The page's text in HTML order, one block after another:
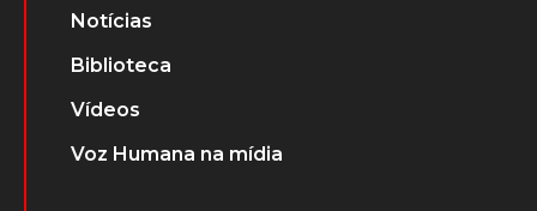
Notícias
Biblioteca
Vídeos
Voz Humana na mídia